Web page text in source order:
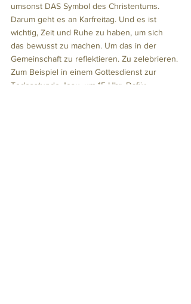
umsonst DAS Symbol des Christentums.
Darum geht es an Karfreitag. Und es ist
wichtig, Zeit und Ruhe zu haben, um sich
das bewusst zu machen. Um das in der
Gemeinschaft zu reflektieren. Zu zelebrieren.
Zum Beispiel in einem Gottesdienst zur
Todesstunde Jesu, um 15 Uhr. Dafür